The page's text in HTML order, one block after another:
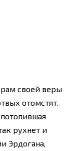
своей веры
отомстят.
рухнет и
Эрдогана,